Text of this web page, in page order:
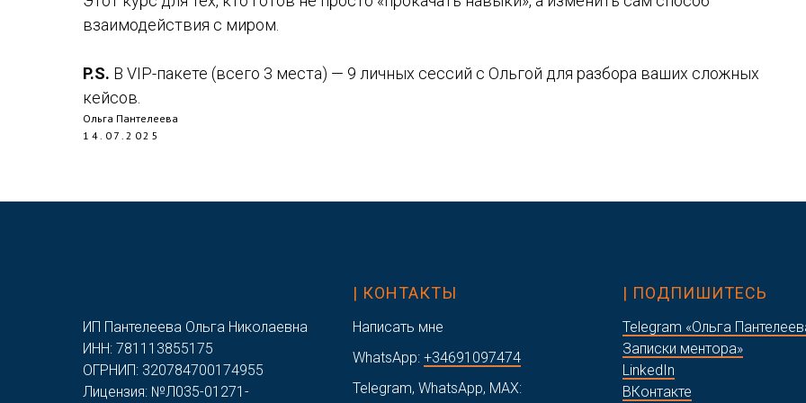
взаимодействия с миром.
P.S. В VIP-пакете (всего 3 места) — 9 личных сессий с Ольгой для разбора ваших сложных
кейсов.
Ольга Пантелеева
14.07.2025
ИП Пантелеева Ольга Николаевна
ИНН: 781113855175
ОГРНИП: 320784700174955
Лицензия: №Л035-01271-
| КОНТАКТЫ
Написать мне
WhatsApp: +34691097474
Telegram, WhatsApp, MAX:
| ПОДПИШИТЕСЬ
Telegram «Ольга
Записки ментора»
LinkedIn
ВКонтакте